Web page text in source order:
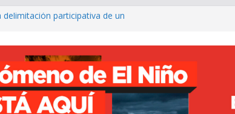
participativa de un
con prueba piloto para
inclusivo con entrega de sillas
adaptado